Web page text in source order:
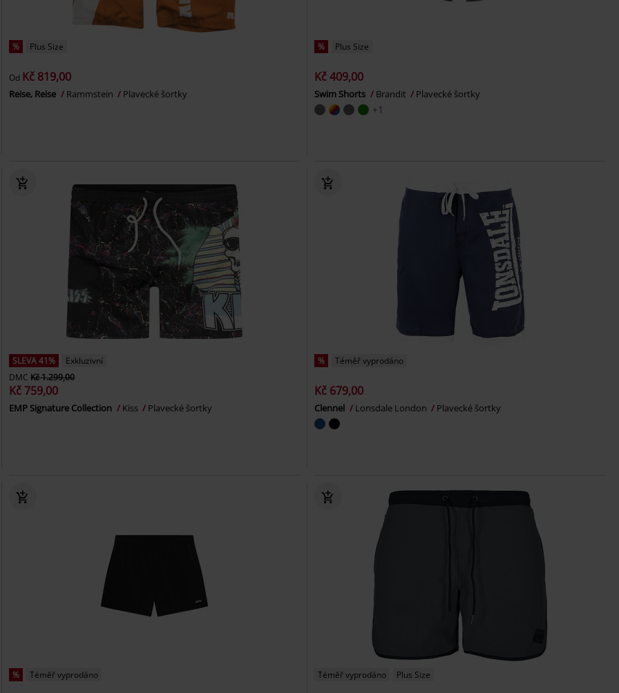
% Plus Size
Od Kč 819,00
Reise, Reise Rammstein Plavecké šortky
% Plus Size
Kč 409,00
Swim Shorts Brandit Plavecké šortky
+1
SLEVA 41%
Exkluzivní
DMC Kč 1.299,00
Kč 759,00
EMP Signature Collection Kiss Plavecké šortky
% Téměř vyprodáno
Kč 679,00
Clennel Lonsdale London Plavecké šortky
% Téměř vyprodáno Téměř vyprodáno Plus Size